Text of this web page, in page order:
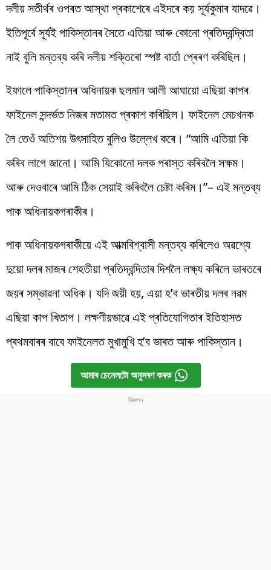
দলীয়সতীৰ্থৰওপৰতআস্থাপ্ৰকাশেৰেএইদৰেকয়সূৰ্যকুমাৰযাদৱে।
ইতিপূৰ্বে সূৰ্যইপাকিস্তানৰ সৈতে এতিয়া আৰু কোনো প্ৰতিদ্বন্দ্বিতা
নাইবুলিমন্তব্যকৰিদলীয়শক্তিৰোস্পষ্টবাৰ্তাপ্ৰেৰণকৰিছিল।
ইফালে পাকিস্তানৰ অধিনায়ক ছলমানআলী আঘায়ো এছিয়া কাপৰ
ফাইনেল সন্দৰ্ভত নিজৰ মতামত প্ৰকাশ কৰিছিল। ফাইনেল মেচখনক
লৈ তেওঁ অতিশয় উৎসাহিত বুলিও উল্লেখকৰে। “আমি এতিয়া কি
কৰিব লাগে জানো। আমি যিকোনো দলক পৰাস্ত কৰিবলৈ সক্ষম।
আৰু দেওবাৰে আমি ঠিক সেয়াই কৰিবলৈ চেষ্টা কৰিম।”–এইমন্তব্য
পাকঅধিনায়কগৰাকীৰ।
পাক অধিনায়কগৰাকীয়েএইআত্মবিশ্বাসীমন্তব্যকৰিলেও অৱশ্যে
দুয়োদলৰমাজৰশেহতীয়াপ্ৰতিদ্বন্দিতাৰদিশলৈলক্ষ্যকৰিলেভাৰতৰে
জয়ৰসম্ভাৱনাঅধিক। যদিজয়ীহয়, এয়াহ’বভাৰতীয়দলৰনৱম
এছিয়াকাপখিতাপ । লক্ষণীয়ভাৱেএইপ্ৰতিযোগিতাৰইতিহাসত
প্ৰথমবাৰৰবাবেফাইনেলতমুখামুখিহ’বভাৰতআৰুপাকিস্তান ।
আমাৰ চেনেলটো অনুসৰণ কৰক